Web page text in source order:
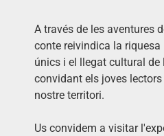
A través de les aventures
conte reivindica la
únics i el llegat cultural de
convidant els joves
nostre territori.
Us convidem a visitar